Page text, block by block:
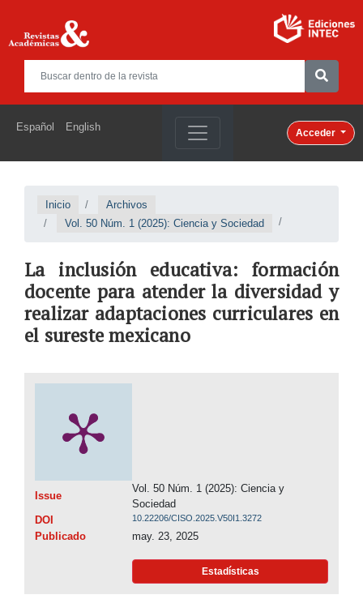
Español English Acceder
Inicio
Archivos
Vol. 50 Núm. 1 (2025): Ciencia y Sociedad
La inclusión educativa: formación
docente para atender la diversidad y
realizar adaptaciones curriculares en
el sureste mexicano
Issue
Vol. 50 Núm. 1 (2025): Ciencia y
Sociedad
DOI
10.22206/CISO.2025.V50I1.3272
Publicado may. 23, 2025
Estadísticas